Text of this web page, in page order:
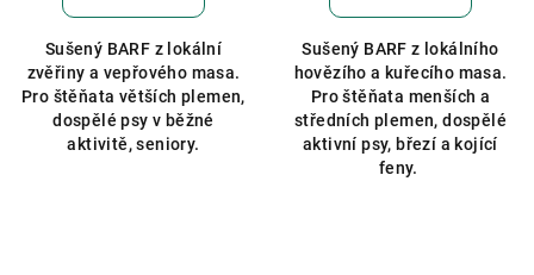
Sušený BARF z lokální
zvěřiny a vepřového masa.
Pro štěňata větších plemen,
dospělé psy v běžné
aktivitě, seniory.
Sušený BARF z lokálního
hovězího a kuřecího masa.
Pro štěňata menších a
středních plemen, dospělé
aktivní psy, březí a kojící
feny.